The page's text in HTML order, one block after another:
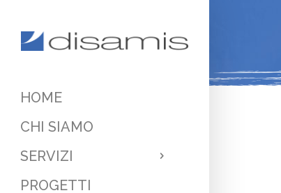
HOME
CHI SIAMO
SERVIZI
PROGETTI